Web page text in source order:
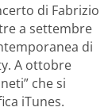
di Fabrizio
a settembre
di
A ottobre
che si
iTunes.